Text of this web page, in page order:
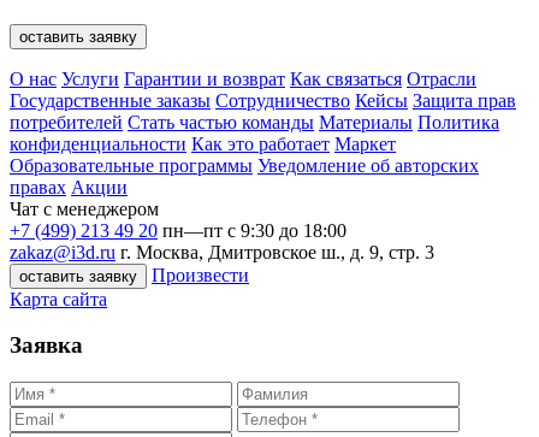
оставить заявку
О нас Услуги Гарантии и возврат Как связаться Отрасли
Государственные заказы Сотрудничество Кейсы Защита прав
потребителей Стать частью команды Материалы Политика
конфиденциальности Как это работает Маркет
Образовательные программы Уведомление об авторских
правах Акции
Чат с менеджером
+7 (499) 213 49 20 пн—пт с 9:30 до 18:00
zakaz@i3d.ru г. Москва, Дмитровское ш., д. 9, стр. 3
оставить заявку
Произвести
Карта сайта
Заявка